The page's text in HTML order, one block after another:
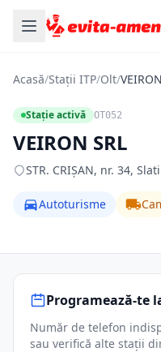
Acasă/Stații ITP/Olt/
Stație activă OT052
VEIRON SRL
STR. CRIŞAN, nr. 34,
Autoturisme
Programează-te
Număr de telefon
sau verifică alte stații